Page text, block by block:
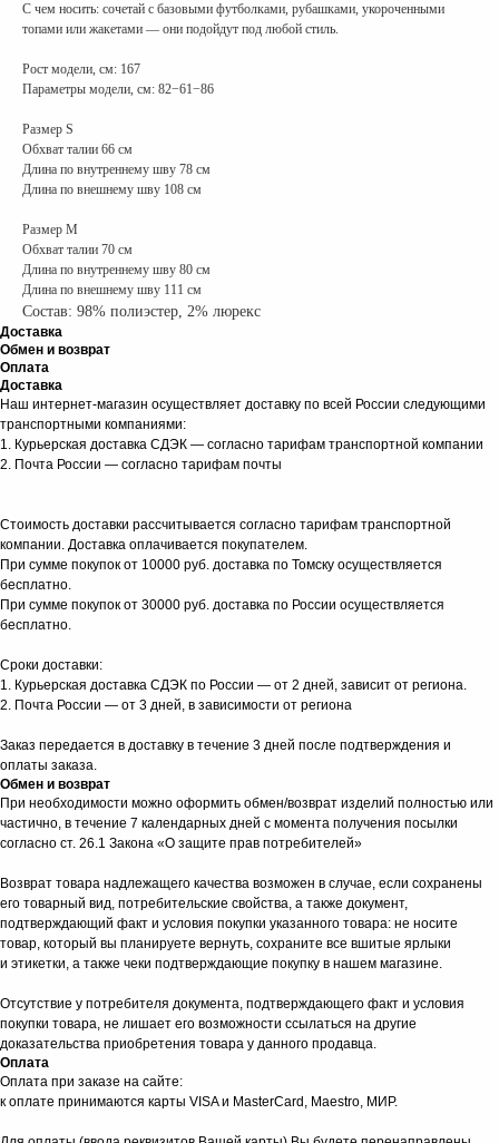
С чем носить: сочетай с базовыми футболками, рубашками, укороченными
топами или жакетами — они подойдут под любой стиль.
Рост модели, см: 167
Параметры модели, см: 82−61−86
Размер S
Обхват талии 66 см
Длина по внутреннему шву 78 см
Длина по внешнему шву 108 см
Размер M
Обхват талии 70 см
Длина по внутреннему шву 80 см
Длина по внешнему шву 111 см
Состав: 98% полиэстер, 2% люрекс
Доставка
Обмен и возврат
Оплата
Доставка
Наш интернет-магазин осуществляет доставку по всей России следующими
транспортными компаниями:
1. Курьерская доставка СДЭК — согласно тарифам транспортной компании
2. Почта России — согласно тарифам почты
Стоимость доставки рассчитывается согласно тарифам транспортной
компании. Доставка оплачивается покупателем.
При сумме покупок от 10000 руб. доставка по Томску осуществляется
бесплатно.
При сумме покупок от 30000 руб. доставка по России осуществляется
бесплатно.
Сроки доставки:
1. Курьерская доставка СДЭК по России — от 2 дней, зависит от региона.
2. Почта России — от 3 дней, в зависимости от региона
Заказ передается в доставку в течение 3 дней после подтверждения и
оплаты заказа.
Обмен и возврат
При необходимости можно оформить обмен/возврат изделий полностью или
частично, в течение 7 календарных дней с момента получения посылки
согласно ст. 26.1 Закона «О защите прав потребителей»
Возврат товара надлежащего качества возможен в случае, если сохранены
его товарный вид, потребительские свойства, а также документ,
подтверждающий факт и условия покупки указанного товара: не носите
товар, который вы планируете вернуть, сохраните все вшитые ярлыки
и этикетки, а также чеки подтверждающие покупку в нашем магазине.
Отсутствие у потребителя документа, подтверждающего факт и условия
покупки товара, не лишает его возможности ссылаться на другие
доказательства приобретения товара у данного продавца.
Оплата
Оплата при заказе на сайте:
к оплате принимаются карты VISA и MasterCard, Maestro, МИР.